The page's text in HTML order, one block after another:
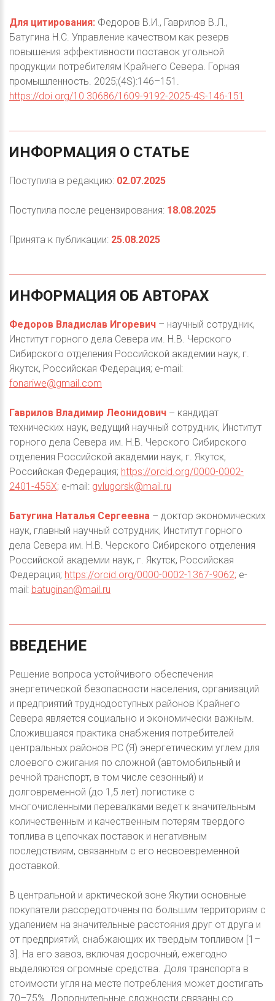
Для цитирования: Федоров В.И., Гаврилов В.Л.,
Батугина Н.С. Управление качеством как резерв
повышения эффективности поставок угольной
продукции потребителям Крайнего Севера. Горная
промышленность. 2025;(4S):146–151.
https://doi.org/10.30686/1609-9192-2025-4S-146-151
ИНФОРМАЦИЯ О СТАТЬЕ
Поступила в редакцию: 02.07.2025
Поступила после рецензирования: 18.08.2025
Принята к публикации: 25.08.2025
ИНФОРМАЦИЯ ОБ АВТОРАХ
Федоров Владислав Игоревич – научный сотрудник,
Институт горного дела Севера им. Н.В. Черского
Сибирского отделения Российской академии наук, г.
Якутск, Российская Федерация; e-mail:
fonariwe@gmail.com
Гаврилов Владимир Леонидович – кандидат
технических наук, ведущий научный сотрудник, Институт
горного дела Севера им. Н.В. Черского Сибирского
отделения Российской академии наук, г. Якутск,
Российская Федерация; https://orcid.org/0000-0002-
2401-455X; e-mail: gvlugorsk@mail.ru
Батугина Наталья Сергеевна – доктор экономических
наук, главный научный сотрудник, Институт горного
дела Севера им. Н.В. Черского Сибирского отделения
Российской академии наук, г. Якутск, Российская
Федерация; https://orcid.org/0000-0002-1367-9062; e-
mail: batuginan@mail.ru
ВВЕДЕНИЕ
Решение вопроса устойчивого обеспечения
энергетической безопасности населения, организаций
и предприятий труднодоступных районов Крайнего
Севера является социально и экономически важным.
Сложившаяся практика снабжения потребителей
центральных районов РС (Я) энергетическим углем для
слоевого сжигания по сложной (автомобильный и
речной транспорт, в том числе сезонный) и
долговременной (до 1,5 лет) логистике с
многочисленными перевалками ведет к значительным
количественным и качественным потерям твердого
топлива в цепочках поставок и негативным
последствиям, связанным с его несвоевременной
доставкой.
В центральной и арктической зоне Якутии основные
покупатели рассредоточены по большим территориям с
удалением на значительные расстояния друг от друга и
от предприятий, снабжающих их твердым топливом [1–
3]. На его завоз, включая досрочный, ежегодно
выделяются огромные средства. Доля транспорта в
стоимости угля на месте потребления может достигать
70–75%. Дополнительные сложности связаны со